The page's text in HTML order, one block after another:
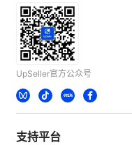
UpSeller官方公众号
支持平台